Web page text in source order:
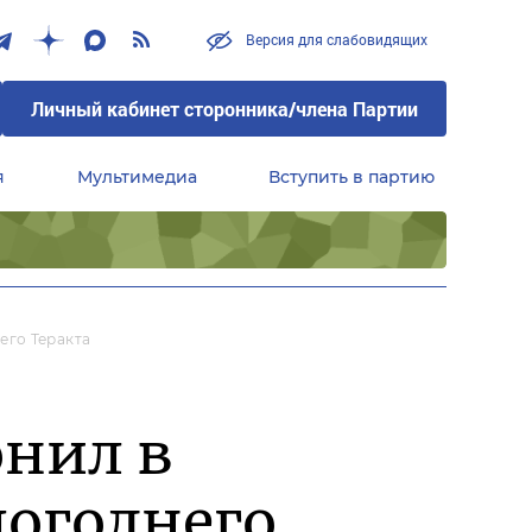
Версия для слабовидящих
Личный кабинет сторонника/члена Партии
Мультимедиа Вступить в партию
Теракта
в